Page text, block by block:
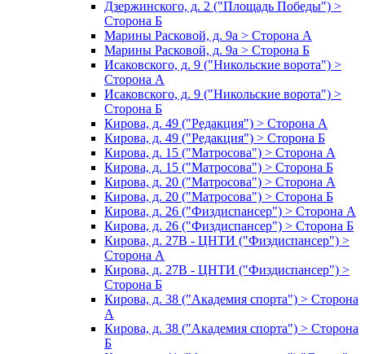
Дзержинского, д. 2 ("Площадь Победы") >
Сторона Б
Марины Расковой, д. 9а > Сторона А
Марины Расковой, д. 9а > Сторона Б
Исаковского, д. 9 ("Никольские ворота") >
Сторона А
Исаковского, д. 9 ("Никольские ворота") >
Сторона Б
Кирова, д. 49 ("Редакция") > Сторона А
Кирова, д. 49 ("Редакция") > Сторона Б
Кирова, д. 15 ("Матросова") > Сторона А
Кирова, д. 15 ("Матросова") > Сторона Б
Кирова, д. 20 ("Матросова") > Сторона А
Кирова, д. 20 ("Матросова") > Сторона Б
Кирова, д. 26 ("Физдиспансер") > Сторона А
Кирова, д. 26 ("Физдиспансер") > Сторона Б
Кирова, д. 27В - ЦНТИ ("Физдиспансер") >
Сторона А
Кирова, д. 27В - ЦНТИ ("Физдиспансер") >
Сторона Б
Кирова, д. 38 ("Академия спорта") > Сторона
А
Кирова, д. 38 ("Академия спорта") > Сторона
Б